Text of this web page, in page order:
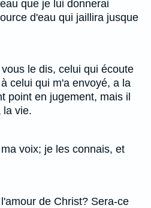
que je lui donnerai
d'eau qui jaillira jusque
le dis, celui qui écoute
celui qui m'a envoyé, a la
point en jugement, mais il
la vie.
voix; je les connais, et
de Christ? Sera-ce